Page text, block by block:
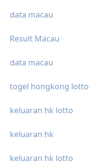
data macau
Result Macau
data macau
togel hongkong lotto
keluaran hk lotto
keluaran hk
keluaran hk lotto